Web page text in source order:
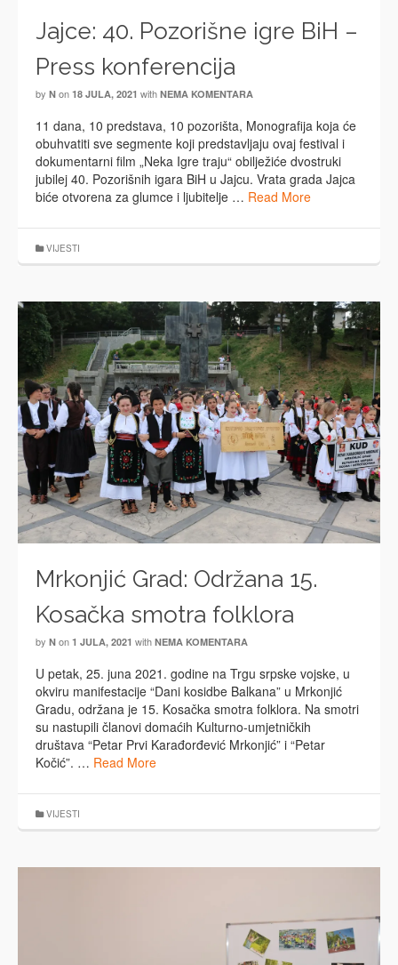
Jajce: 40. Pozorišne igre BiH –
Press konferencija
by N on 18 JULA, 2021 with NEMA KOMENTARA
11 dana, 10 predstava, 10 pozorišta, Monografija koja će
obuhvatiti sve segmente koji predstavljaju ovaj festival i
dokumentarni film „Neka Igre traju“ obilježiće dvostruki
jubilej 40. Pozorišnih igara BiH u Jajcu. Vrata grada Jajca
biće otvorena za glumce i ljubitelje … Read More
VIJESTI
Mrkonjić Grad: Održana 15.
Kosačka smotra folklora
by N on 1 JULA, 2021 with NEMA KOMENTARA
U petak, 25. juna 2021. godine na Trgu srpske vojske, u
okviru manifestacije “Dani kosidbe Balkana” u Mrkonjić
Gradu, održana je 15. Kosačka smotra folklora. Na smotri
su nastupili članovi domaćih Kulturno-umjetničkih
društava “Petar Prvi Karađorđević Mrkonjić” i “Petar
Kočić”. … Read More
VIJESTI